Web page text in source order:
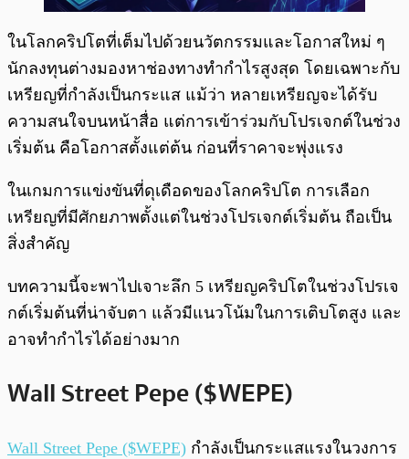
ในโลกคริปโตที่เต็มไปด้วยนวัตกรรมและโอกาสใหม่ ๆ
นักลงทุนต่างมองหาช่องทางทำกำไรสูงสุด โดยเฉพาะกับ
เหรียญที่กำลังเป็นกระแส แม้ว่า หลายเหรียญจะได้รับ
ความสนใจบนหน้าสื่อ แต่การเข้าร่วมกับโปรเจกต์ในช่วง
เริ่มต้น คือโอกาสตั้งแต่ต้น ก่อนที่ราคาจะพุ่งแรง
ในเกมการแข่งขันที่ดุเดือดของโลกคริปโต การเลือก
เหรียญที่มีศักยภาพตั้งแต่ในช่วงโปรเจกต์เริ่มต้น ถือเป็น
สิ่งสำคัญ
บทความนี้จะพาไปเจาะลึก 5 เหรียญคริปโตในช่วงโปรเจ
กต์เริ่มต้นที่น่าจับตา แล้วมีแนวโน้มในการเติบโตสูง และ
อาจทำกำไรได้อย่างมาก
Wall Street Pepe ($WEPE)
Wall Street Pepe ($WEPE) กำลังเป็นกระแสแรงในวงการ